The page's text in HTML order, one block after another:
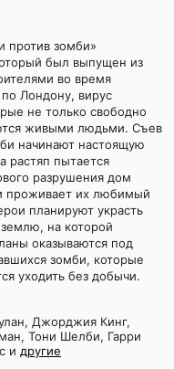
против зомби»
был выпущен из
во время
Лондону, вирус
не только свободно
живыми людьми. Съев
начинают настоящую
растяп пытается
разрушения дом
проживает их любимый
планируют украсть
на которой
оказываются под
зомби, которые
уходить без добычи.
Джорджия Кинг,
Тони Шелби, Гарри
и другие